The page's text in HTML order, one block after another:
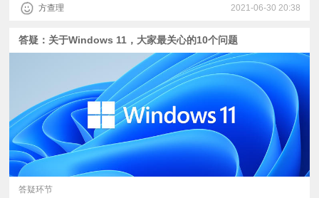
频
科
普
方查理 2021-06-30 20:38
答疑：关于Windows 11，大家最关心的10个问题
答疑环节